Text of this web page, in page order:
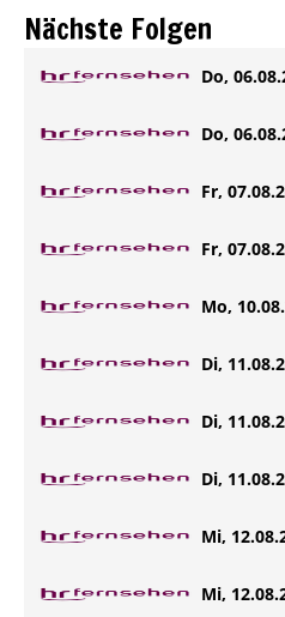
Nächste Folgen
Do,
Do,
Fr,
Fr,
Mo,
Di,
Di,
Di,
Mi,
Mi,